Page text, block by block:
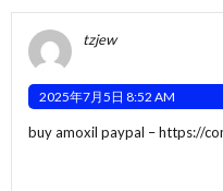
tzjew
2025年7月5日 8:52 AM
buy amoxil paypal –https://